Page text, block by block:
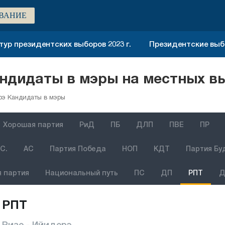
президентских выборов 2023 г. Президентские
в мэры на местных
Кандидаты в мэры
Хорошая партия РиД ПБ ДЛП ПВЕ ПР
АС Партия Победа НОП КДТ Партия
партия Национальный путь ПС ДП РПТ
РПТ